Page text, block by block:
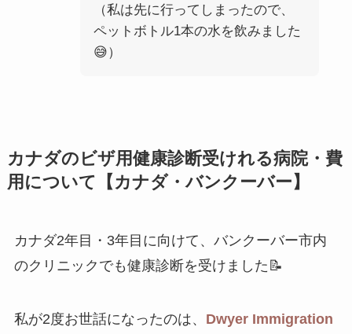
（私は先に行ってしまったので、
ペットボトル1本の水を飲みました
😅）
カナダのビザ用健康診断受けれる病院・費
用について【カナダ・バンクーバー】
カナダ2年目・3年目に向けて、バンクーバー市内
のクリニックでも健康診断を受けました📝
私が2度お世話になったのは、 Dwyer Immigration